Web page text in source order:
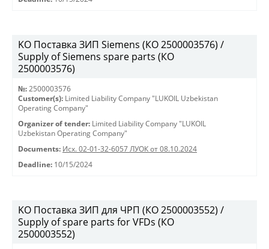
KO Поставка ЗИП Siemens (КО 2500003576) /
Supply of Siemens spare parts (КО
2500003576)
№: 2500003576
Customer(s): Limited Liability Company "LUKOIL Uzbekistan
Operating Company"
Organizer of tender: Limited Liability Company "LUKOIL
Uzbekistan Operating Company"
Documents: Исх. 02-01-32-6057 ЛУОК от 08.10.2024
Deadline: 10/15/2024
KO Поставка ЗИП для ЧРП (КО 2500003552) /
Supply of spare parts for VFDs (КО
2500003552)